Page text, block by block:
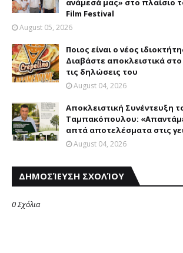
ανάμεσά μας» στο πλαίσιο
Film Festival
August 05, 2026
Ποιος είναι ο νέος
Διαβάστε αποκλειστικά
τις δηλώσεις του
August 04, 2026
Αποκλειστική Συνέντευξη
Ταμπακόπουλου:
απτά αποτελέσματα στις
August 04, 2026
ΔΗΜΟΣΊΕΥΣΗ ΣΧΟΛΊΟΥ
0 Σχόλια